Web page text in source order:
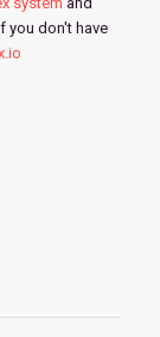
you don't have